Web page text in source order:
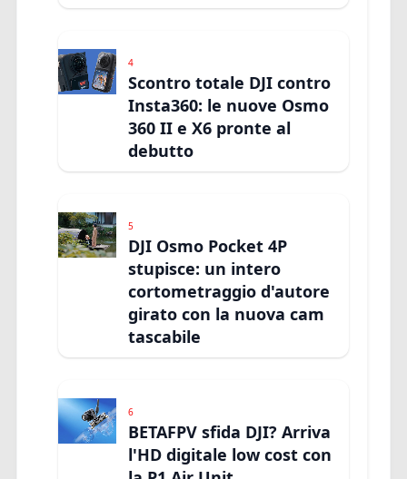
4
Scontro totale DJI contro
Insta360: le nuove Osmo
360 II e X6 pronte al
debutto
5
DJI Osmo Pocket 4P
stupisce: un intero
cortometraggio d'autore
girato con la nuova cam
tascabile
6
BETAFPV sfida DJI? Arriva
l'HD digitale low cost con